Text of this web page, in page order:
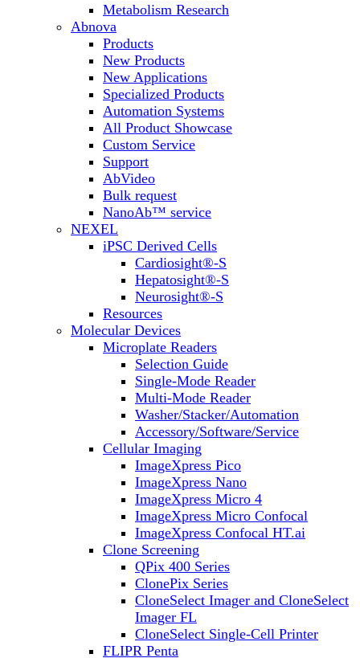
Metabolism Research
Abnova
Products
New Products
New Applications
Specialized Products
Automation Systems
All Product Showcase
Custom Service
Support
AbVideo
Bulk request
NanoAb™ service
NEXEL
iPSC Derived Cells
Cardiosight®-S
Hepatosight®-S
Neurosight®-S
Resources
Molecular Devices
Microplate Readers
Selection Guide
Single-Mode Reader
Multi-Mode Reader
Washer/Stacker/Automation
Accessory/Software/Service
Cellular Imaging
ImageXpress Pico
ImageXpress Nano
ImageXpress Micro 4
ImageXpress Micro Confocal
ImageXpress Confocal HT.ai
Clone Screening
QPix 400 Series
ClonePix Series
CloneSelect Imager and CloneSelect
Imager FL
CloneSelect Single-Cell Printer
FLIPR Penta